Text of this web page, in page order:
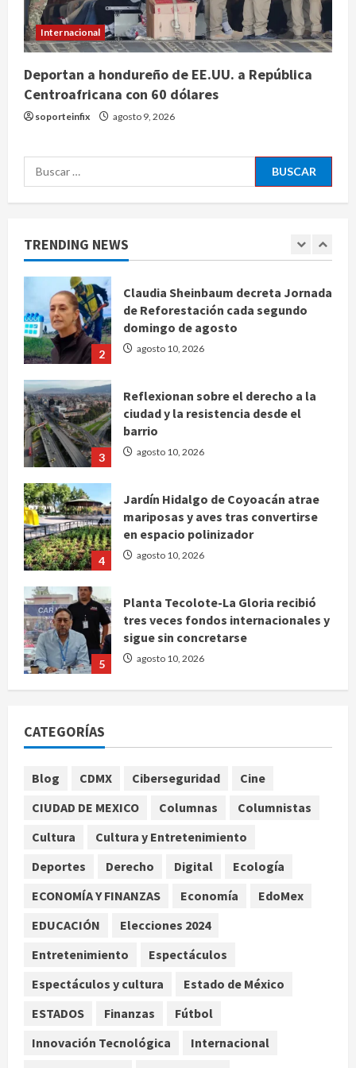
Internacional
Deportan a hondureño de EE.UU. a República
Centroafricana con 60 dólares
soporteinfix agosto 9, 2026
Buscar:
TRENDING NEWS
4
en espacio polinizador
agosto 10, 2026
Planta Tecolote-La Gloria recibió
tres veces fondos internacionales y
sigue sin concretarse
1
Se registran 43 mil 619 aspirantes
para el examen de ingreso a la
2
Claudia Sheinbaum decreta Jornada
de Reforestación cada segundo
domingo de agosto
agosto 10, 2026
3
Reflexionan sobre el derecho a la
ciudad y la resistencia desde el
barrio
agosto 10, 2026
4
Jardín Hidalgo de Coyoacán atrae
mariposas y aves tras convertirse
en espacio polinizador
agosto 10, 2026
5
Planta Tecolote-La Gloria recibió
tres veces fondos internacionales y
sigue sin concretarse
agosto 10, 2026
Claudia Sheinbaum decreta Jornada
domingo de agosto
agosto 10, 2026
ciudad y la resistencia desde el
Jardín Hidalgo de Coyoacán atrae
en espacio polinizador
CATEGORÍAS
Blog CDMX Ciberseguridad
Cine
CIUDAD DE MEXICO
Columnas
Columnistas
Cultura
Cultura y Entretenimiento
Deportes
Derecho Digital
Ecología
ECONOMÍA Y FINANZAS
Economía
EdoMex
EDUCACIÓN
Elecciones 2024
Entretenimiento
Espectáculos
Espectáculos y cultura
Estado de México
ESTADOS
Finanzas
Fútbol
Innovación Tecnológica
Internacional